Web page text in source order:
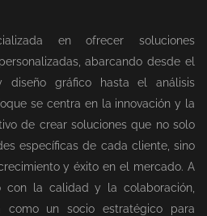
en ofrecer soluciones
abarcando desde el
diseño gráfico hasta el análisis
se centra en la innovación y la
de crear soluciones que no solo
específicas de cada cliente, sino
y éxito en el mercado. A
con la calidad y la colaboración,
como un socio estratégico para